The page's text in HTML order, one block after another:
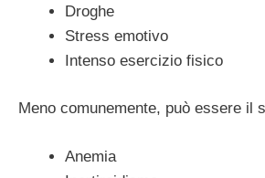
Droghe
Stress emotivo
Intenso esercizio fisico
Meno comunemente, può essere il
Anemia